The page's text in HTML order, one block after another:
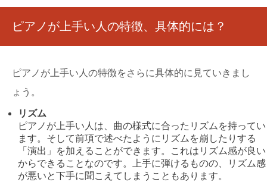
ピアノが上手い人の特徴、具体的には？
ピアノが上手い人の特徴をさらに具体的に見ていきまし
ょう。
リズム
ピアノが上手い人は、曲の様式に合ったリズムを持ってい
ます。そして前項で述べたようにリズムを崩したりする
「演出」を加えることができます。これはリズム感が良い
からできることなのです。上手に弾けるものの、リズム感
が悪いと下手に聞こえてしまうこともあります。